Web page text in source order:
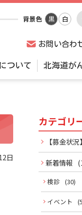
背景色 黒 白
お問い合わ
ついて 北海道が
日
サ
イ
ド
メ
ニ
カテゴリ
【募金状況】
新着情報
検診 (30)
イベント